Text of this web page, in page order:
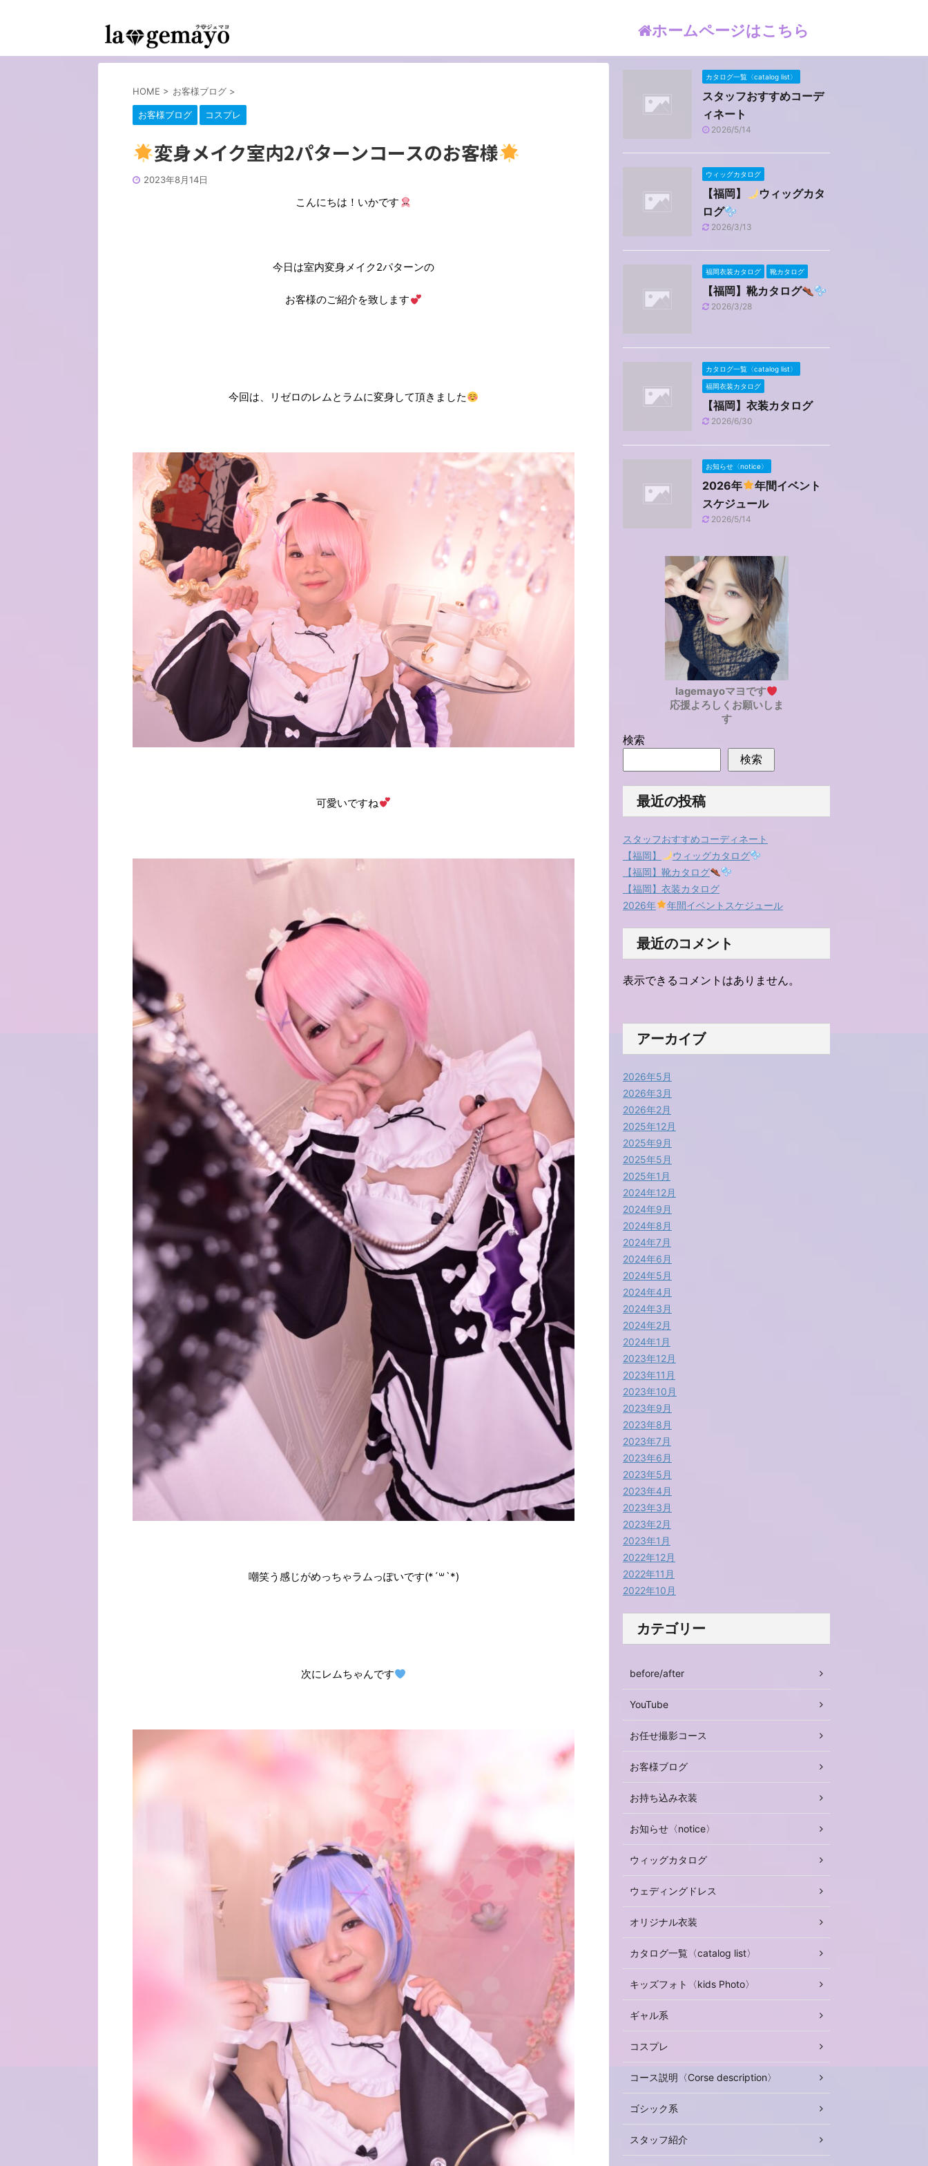
ホームページはこちら
HOME > お客様ブログ >
お客様ブログ コスプレ
変身メイク室内2パターンコースのお客様
2023年8月14日
こんにちは ！いかです
今日は室内変身メイク2パターンの
お客様のご紹介を致します
今回は、リゼロのレムとラムに変身して頂きました
可愛いですね
嘲笑う感じがめっちゃラムっぽいです(*´꒳`*)
次にレムちゃんです
カタログ一覧〈catalog list〉
スタッフおすすめコーデ
ィネート
2026/5/14
ウィッグカタログ
【福岡】
ウィッグカタ
ログ
2026/3/13
福岡衣装カタログ 靴カタログ
【福岡】靴カタログ
2026/3/28
カタログ一覧〈catalog list〉
福岡衣装カタログ
【福岡】衣装カタログ
2026/6/30
お知らせ〈notice〉
2026年
年間イベント
スケジュール
2026/5/14
lagemayoマヨです
応援よろしくお願いしま
す
検索
検索
最近の投稿
スタッフおすすめコーディネート
【福岡】
ウィッグカタログ
【福岡】靴カタログ
【福岡】衣装カタログ
2026年
年間イベントスケジュール
最近のコメント
表示できるコメントはありません。
アーカイブ
2026年5月
2026年3月
2026年2月
2025年12月
2025年9月
2025年5月
2025年1月
2024年12月
2024年9月
2024年8月
2024年7月
2024年6月
2024年5月
2024年4月
2024年3月
2024年2月
2024年1月
2023年12月
2023年11月
2023年10月
2023年9月
2023年8月
2023年7月
2023年6月
2023年5月
2023年4月
2023年3月
2023年2月
2023年1月
2022年12月
2022年11月
2022年10月
カテゴリー
before/after
YouTube
お任せ撮影コース
お客様ブログ
お持ち込み衣装
お知らせ〈notice〉
ウィッグカタログ
ウェディングドレス
オリジナル衣装
カタログ一覧〈catalog list〉
キッズフォト〈kids Photo〉
ギャル系
コスプレ
コース説明〈Corse description〉
ゴシック系
スタッフ紹介